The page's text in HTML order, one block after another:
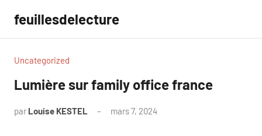
contenu
feuillesdelecture
Uncategorized
Lumière sur family office france
par Louise KESTEL mars 7, 2024